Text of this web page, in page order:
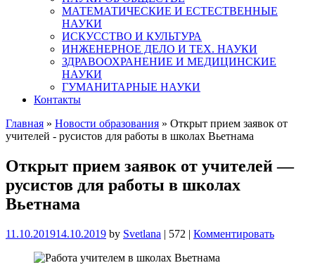
МАТЕМАТИЧЕСКИЕ И ЕСТЕСТВЕННЫЕ
НАУКИ
ИСКУССТВО И КУЛЬТУРА
ИНЖЕНЕРНОЕ ДЕЛО И ТЕХ. НАУКИ
ЗДРАВООХРАНЕНИЕ И МЕДИЦИНСКИЕ
НАУКИ
ГУМАНИТАРНЫЕ НАУКИ
Контакты
Главная » Новости образования » Открыт прием заявок от
учителей - русистов для работы в школах Вьетнама
Открыт прием заявок от учителей —
русистов для работы в школах
Вьетнама
11.10.201914.10.2019 by Svetlana | 572 | Комментировать